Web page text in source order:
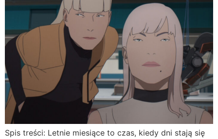
Spis treści: Letnie miesiące to czas, kiedy dni stają się